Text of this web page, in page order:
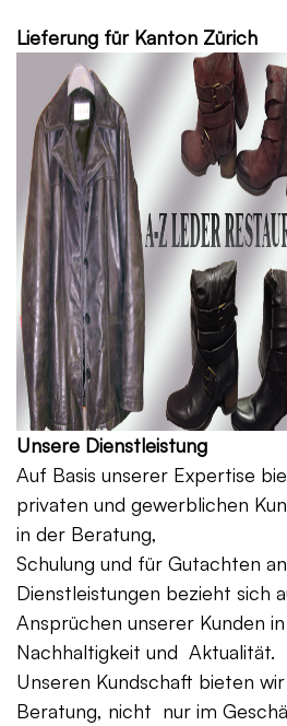
Lieferung für Kanton Zürich
Unsere Dienstleistung
Auf Basis unserer Expertise
privaten und gewerblichen
in der Beratung,
Schulung und für Gutachten
Dienstleistungen bezieht sich
Ansprüchen unserer Kunden
Nachhaltigkeit und Aktualität.
Unseren Kundschaft bieten
Beratung, nicht nur im